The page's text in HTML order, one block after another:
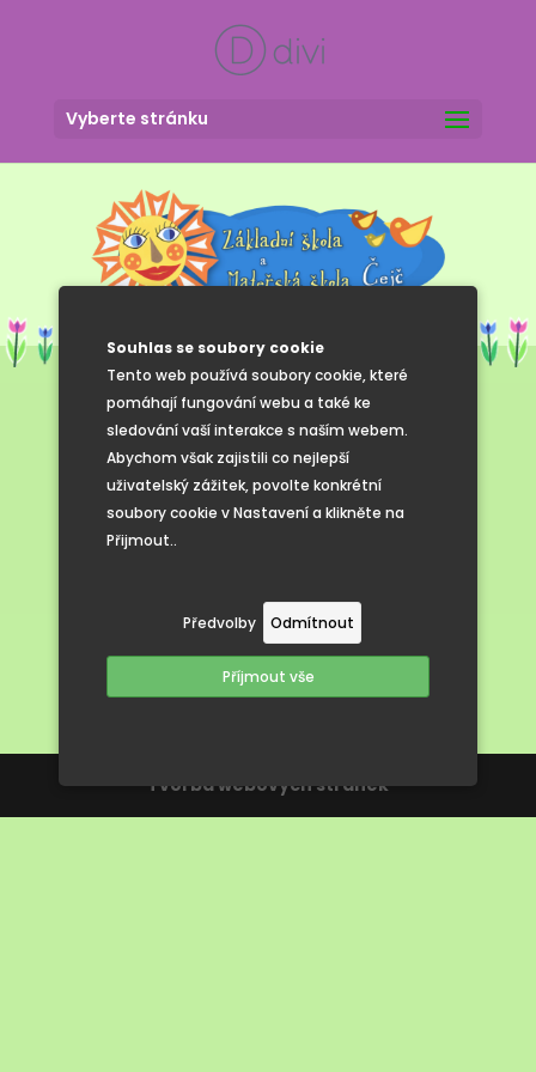
Souhlas se soubory cookie
Tento web používá soubory cookie, které
pomáhají fungování webu a také ke
sledování vaší interakce s naším webem.
Abychom však zajistili co nejlepší
uživatelský zážitek, povolte konkrétní
soubory cookie v Nastavení a klikněte na
Přijmout..
Předvolby Odmítnout
Příjmout vše
Vyberte stránku
Předvánoční
tvoření
Tvorba webových stránek